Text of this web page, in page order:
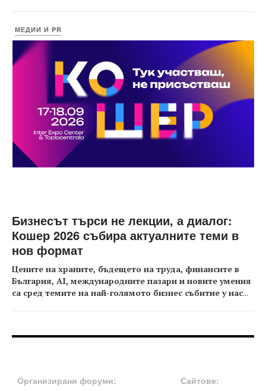
МЕДИИ И PR
Бизнесът търси не лекции, а диалог:
Кошер 2026 събира актуалните теми в
нов формат
Цените на храните, бъдещето на труда, финансите в
България, AI, международните пазари и новите умения
са сред темите на най-голямото бизнес събитие у нас...
Организирани форуми: Сайтове: